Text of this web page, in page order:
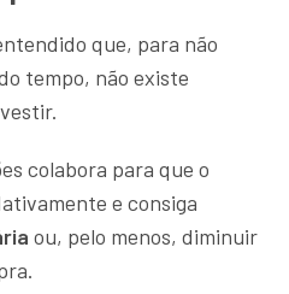
que, para não
tempo, não existe
colabora para que o
e consiga
ou, pelo menos, diminuir